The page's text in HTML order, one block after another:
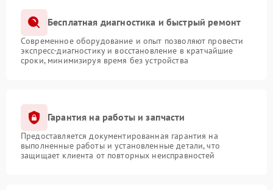
Бесплатная диагностика и быстрый ремонт
Современное оборудование и опыт позволяют провести
экспресс-диагностику и восстановление в кратчайшие
сроки, минимизируя время без устройства
Гарантия на работы и запчасти
Предоставляется документированная гарантия на
выполненные работы и установленные детали, что
защищает клиента от повторных неисправностей